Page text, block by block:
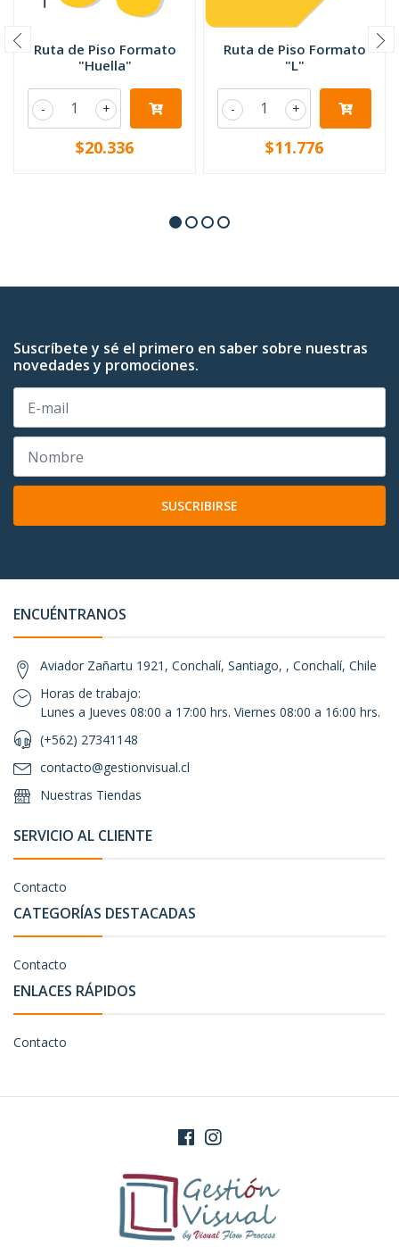
Ruta de Piso Formato
"Huella"
+
-
$20.336
Ruta de Piso Formato
"L"
+
-
$11.776
Suscríbete y sé el primero en saber sobre nuestras
novedades y promociones.
SUSCRIBIRSE
ENCUÉNTRANOS
Aviador Zañartu 1921, Conchalí, Santiago, , Conchalí, Chile
Horas de trabajo:
Lunes a Jueves 08:00 a 17:00 hrs. Viernes 08:00 a 16:00 hrs.
(+562) 27341148
contacto@gestionvisual.cl
Nuestras Tiendas
SERVICIO AL CLIENTE
Contacto
CATEGORÍAS DESTACADAS
Contacto
ENLACES RÁPIDOS
Contacto